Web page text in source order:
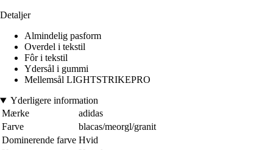
Detaljer
Almindelig pasform
Overdel i tekstil
Fôr i tekstil
Ydersål i gummi
Mellemsål LIGHTSTRIKEPRO
Yderligere information
Mærke
adidas
Farve
blacas/meorgl/granit
Dominerende farve Hvid